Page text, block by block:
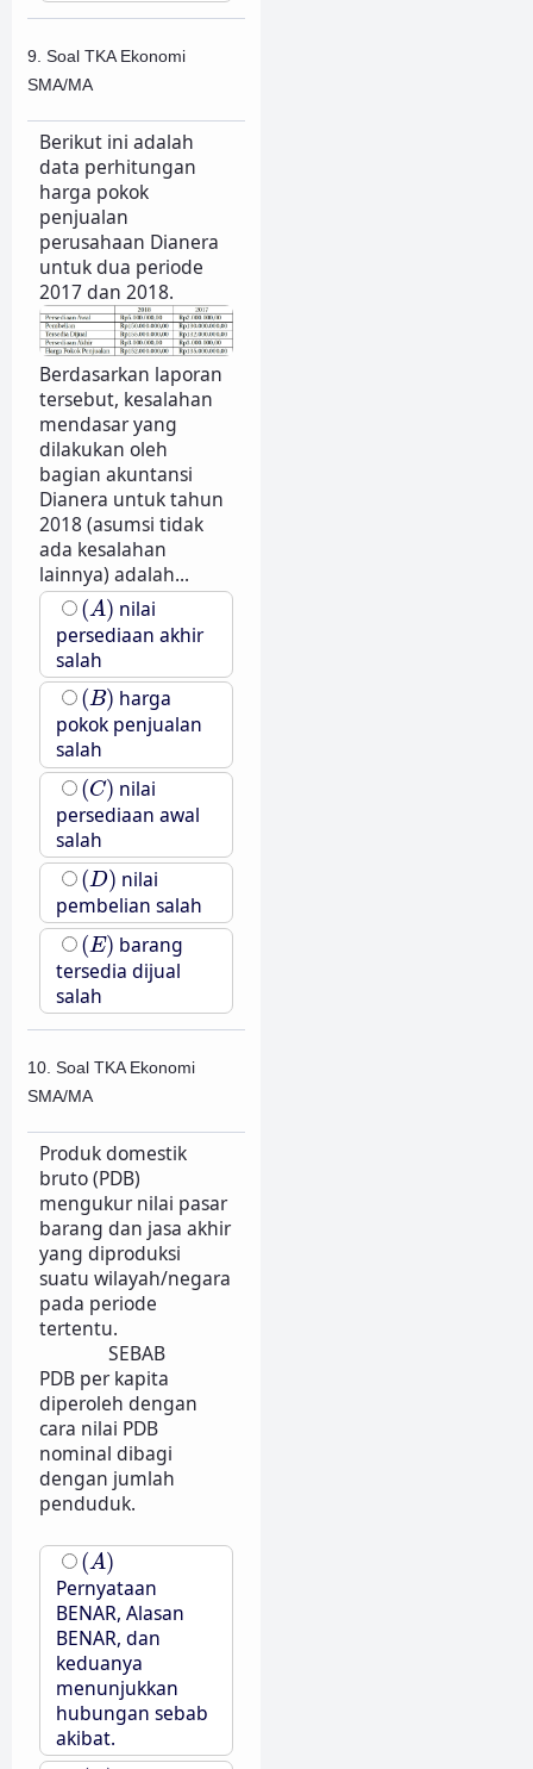
9. Soal TKA Ekonomi
SMA/MA
Berikut ini adalah
data perhitungan
harga pokok
penjualan
perusahaan Dianera
untuk dua periode
2017 dan 2018.
Berdasarkan laporan
tersebut, kesalahan
mendasar yang
dilakukan oleh
bagian akuntansi
Dianera untuk tahun
2018 (asumsi tidak
ada kesalahan
lainnya) adalah...
(A)
(A) nilai
persediaan akhir
salah
(B)
(B) harga
pokok penjualan
salah
(C)
(C) nilai
persediaan awal
salah
(D)
(D) nilai
pembelian salah
(E)
(E) barang
tersedia dijual
salah
10. Soal TKA Ekonomi
SMA/MA
Produk domestik
bruto (PDB)
mengukur nilai pasar
barang dan jasa akhir
yang diproduksi
suatu wilayah/negara
pada periode
tertentu.
SEBAB
PDB per kapita
diperoleh dengan
cara nilai PDB
nominal dibagi
dengan jumlah
penduduk.
(A)
(A)
Pernyataan
BENAR, Alasan
BENAR, dan
keduanya
menunjukkan
hubungan sebab
akibat.